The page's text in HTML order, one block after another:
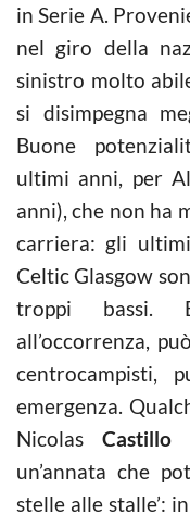
in Serie A.
nel giro della
sinistro molto
si disimpegna
Buone
ultimi anni, per
anni), che non ha
carriera: gli
Celtic Glasgow
troppi bassi.
all’occorrenza,
centrocampisti,
emergenza.
Nicolas Castillo
un’annata che
stelle alle stalle’: